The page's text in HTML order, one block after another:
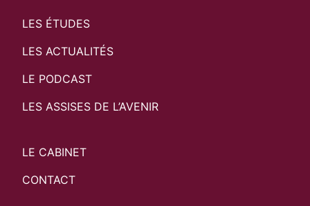
LES ÉTUDES
LES ACTUALITÉS
LE PODCAST
LES ASSISES DE L’AVENIR
LE CABINET
CONTACT